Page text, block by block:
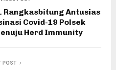
Rangkasbitung Antusias
Covid-19 Polsek
Herd Immunity
POST